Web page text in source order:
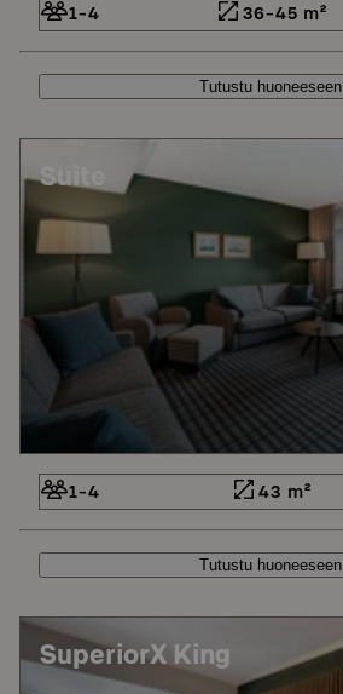
1-4 36-45 m²
Tutustu huoneeseen
Suite
1-4 43 m²
Tutustu huoneeseen
SuperiorX King